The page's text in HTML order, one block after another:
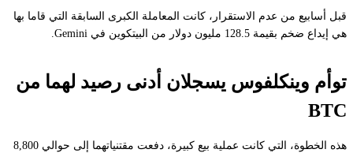
قبل أسابيع من عدم الاستقرار، كانت المعاملة الكبرى السابقة التي قاما بها
هي إيداع ضخم بقيمة 128.5 مليون دولار من البيتكوين في Gemini.
توأم وينكلفوس يسجلان أدنى رصيد لهما من
BTC
هذه الخطوة، التي كانت عملية بيع كبيرة، دفعت مقتنياتهما إلى حوالي 8,800